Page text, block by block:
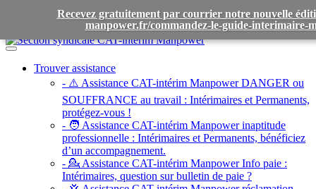
Toggle
navigationTrouver assistance
- ⚠️ Assistance CAT-intérim Manpower DANGER ou
SOUFFRANCE au travail : Intérimaires et Permanents,
protégez-vous !
- 🧑 Assistance CAT-intérim Manpower inaptitude
professionnelle : Intérimaires et Permanents, bénéficiez
d’un accompagnement.
- 💁 Assistance CAT-intérim Manpower Info paie :
Intérimaires, question sur bulletin de paie ?
Recevez gratuitement par courrier notre nouvelle
manpower.fr/commandez-le-guide-interimaire-